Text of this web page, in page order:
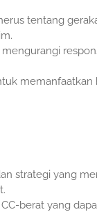
tentang
strategi yang
berat yang